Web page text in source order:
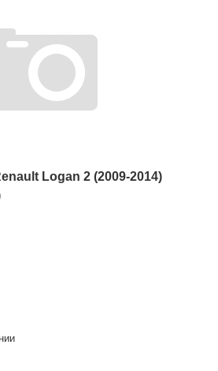
Logan 2 (2009-2014)